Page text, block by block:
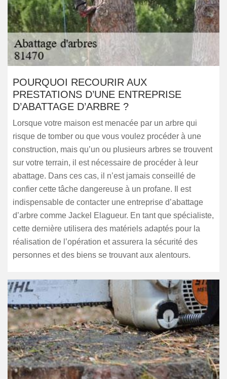
POURQUOI RECOURIR AUX
PRESTATIONS D’UNE ENTREPRISE
D’ABATTAGE D’ARBRE ?
Lorsque votre maison est menacée par un arbre qui
risque de tomber ou que vous voulez procéder à une
construction, mais qu’un ou plusieurs arbres se trouvent
sur votre terrain, il est nécessaire de procéder à leur
abattage. Dans ces cas, il n’est jamais conseillé de
confier cette tâche dangereuse à un profane. Il est
indispensable de contacter une entreprise d’abattage
d’arbre comme Jackel Elagueur. En tant que spécialiste,
cette dernière utilisera des matériels adaptés pour la
réalisation de l’opération et assurera la sécurité des
personnes et des biens se trouvant aux alentours.